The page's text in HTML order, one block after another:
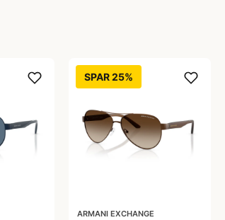
SPAR 25%
ARMANI EXCHANGE